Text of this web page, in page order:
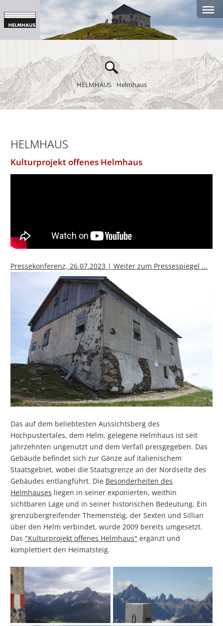
HELMHAUS Helmhaus
HELMHAUS
Kulturprojekt offenes Helmhaus
Pressekonferenz, 26.07.2023 | Weiter zum Pressespiegel ...
Das auf dem beliebtesten Aussichtsberg des
Hochpustertales, dem Helm, gelegene Helmhaus ist seit
Jahrzehnten ungenutzt und dem Verfall preisgegeben. Das
Gebäude befindet sich zur Gänze auf italienischem
Staatsgebiet, wobei die Staatsgrenze an der Nordseite des
Gebäudes entlangführt. Die Besonderheiten des
Helmhauses liegen in seiner exponierten, weithin
sichtbaren Lage und in seiner historischen Bedeutung. Ein
grenzübergreifender Themensteig, der Sexten und Sillian
über den Helm verbindet, wurde 2009 bereits umgesetzt.
Das "Kulturprojekt offenes Helmhaus" ergänzt und
komplettiert den Heimatsteig.